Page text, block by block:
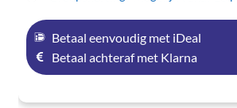
Betaal eenvoudig met iDeal
Betaal achteraf met Klarna